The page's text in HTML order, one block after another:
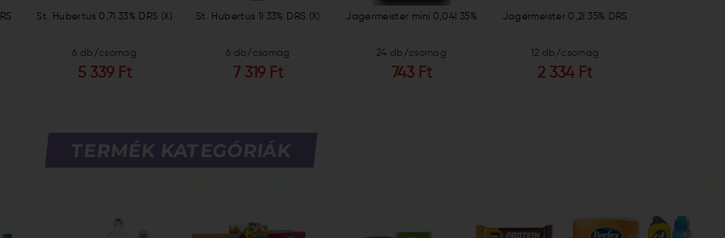
St. Hubertus 0,7l 33% DRS (X)
6 db/csomag
5 339 Ft
St. Hubertus 1l 33% DRS (X)
6 db/csomag
7 319 Ft
Jagermeister mini 0,04l 35%
24 db/csomag
743 Ft
Jagermeister 0,2l 35% DRS
12 db/csomag
2 334 Ft
TERMÉK KATEGÓRIÁK